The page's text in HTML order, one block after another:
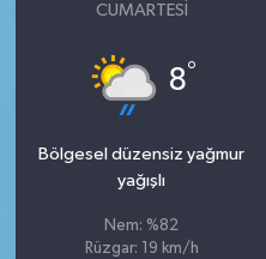
CUMARTESI
8°
Bölgesel düzensiz yağmur
yağışlı
Nem: %82
Rüzgar: 19 km/h